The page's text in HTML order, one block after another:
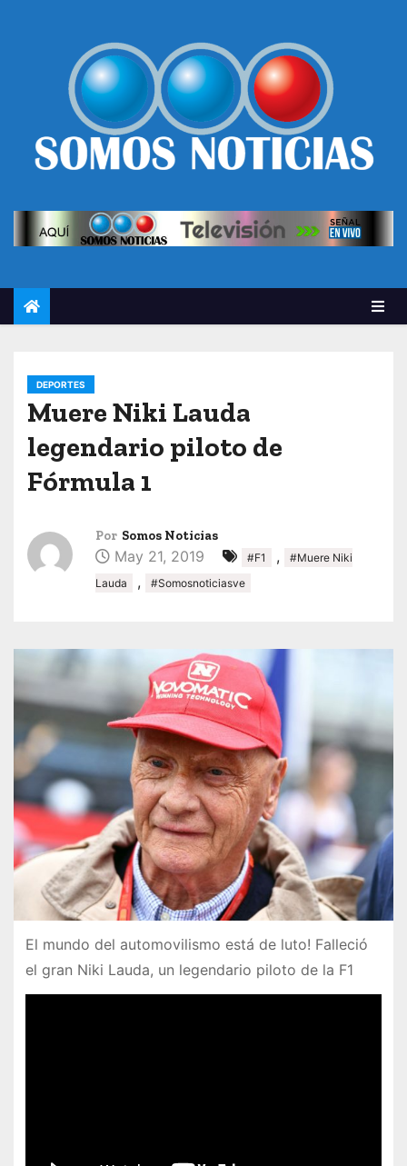
DEPORTES
Muere Niki Lauda
legendario piloto de
Fórmula 1
Por Somos Noticias
May 21, 2019 #F1 ,
#Muere Niki
Lauda
, #Somosnoticiasve
El mundo del automovilismo está de luto! Falleció
el gran Niki Lauda, un legendario piloto de la F1